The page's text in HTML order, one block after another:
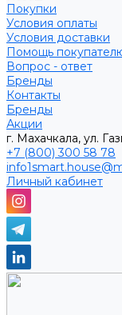
Покупки
Условия оплаты
Условия доставки
Помощь
Вопрос - ответ
Бренды
Контакты
Бренды
Акции
г. Махачкала, ул.
+7 (800) 300 58 78
Личный кабинет